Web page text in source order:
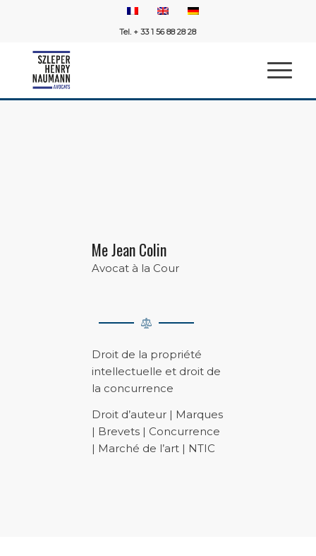
Tel. + 33 1 56 88 28 28
Me Jean Colin
Avocat à la Cour
Droit de la propriété
intellectuelle et droit de
la concurrence
Droit d’auteur | Marques
| Brevets | Concurrence
| Marché de l’art | NTIC